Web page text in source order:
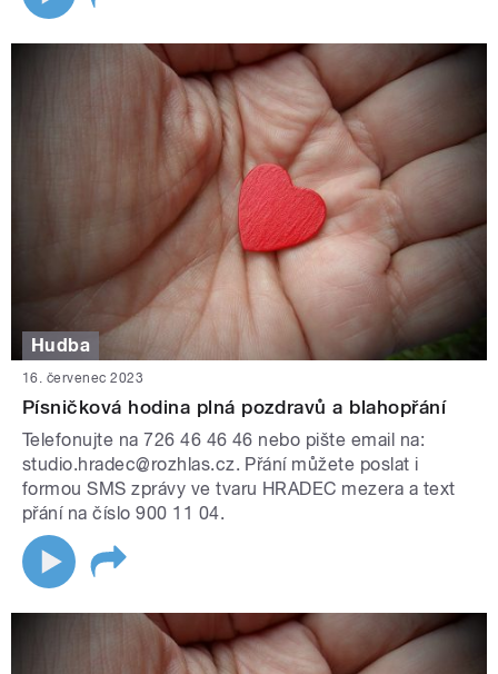
Hudba
16. červenec 2023
Písničková hodina plná pozdravů a blahopřání
Telefonujte na 726 46 46 46 nebo pište email na:
studio.hradec@rozhlas.cz. Přání můžete poslat i
formou SMS zprávy ve tvaru HRADEC mezera a text
přání na číslo 900 11 04.